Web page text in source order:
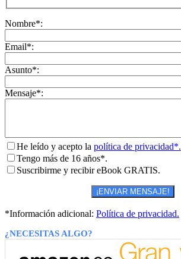
Nombre*:
Email*:
Asunto*:
Mensaje*:
He leído y acepto la política de privacidad*.
Tengo más de 16 años*.
Suscribirme y recibir eBook GRATIS.
*Información adicional: Política de privacidad.
¿NECESITAS ALGO?